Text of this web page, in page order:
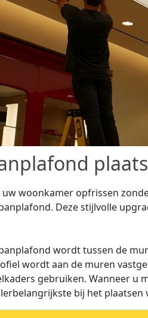
woonkamer opfrissen
Deze stijlvolle
wordt tussen de
wordt aan de muren
gebruiken. Wanneer u
bij het plaatsen